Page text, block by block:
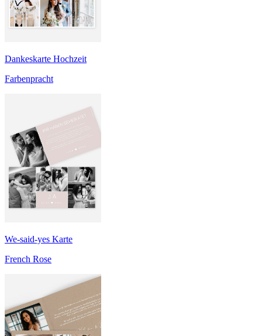
Dankeskarte Hochzeit
Farbenpracht
We-said-yes Karte
French Rose